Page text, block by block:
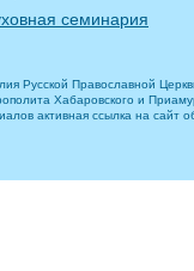
семинария
Русской Православной
Хабаровского и
активная ссылка на сайт